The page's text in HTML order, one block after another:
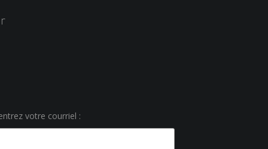
votre courriel :